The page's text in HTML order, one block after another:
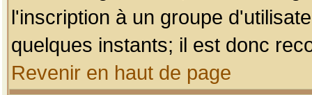
l'inscription à un groupe
quelques instants; il est donc
Revenir en haut de page